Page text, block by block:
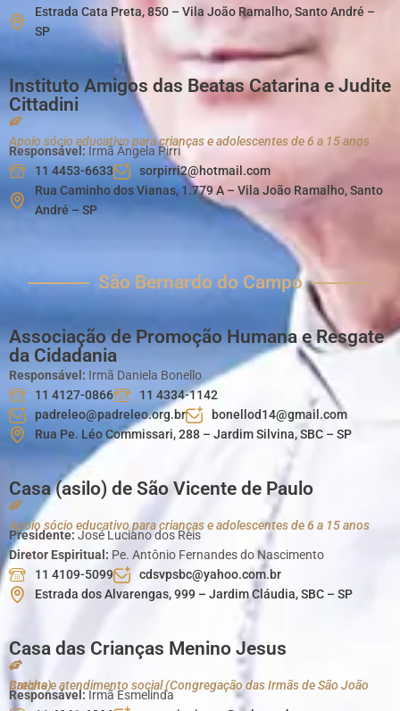
Estrada Cata Preta, 850 – Vila João Ramalho, Santo André –
SP
Instituto Amigos das Beatas Catarina e Judite
Cittadini
Apoio sócio educativo para crianças e adolescentes de 6 a 15 anos
Responsável: Irmã Ângela Pirri
11 4453-6633
sorpirri2@hotmail.com
Rua Caminho dos Vianas, 1.779 A – Vila João Ramalho, Santo
André – SP
São Bernardo do Campo
Associação de Promoção Humana e Resgate
da Cidadania
Responsável: Irmã Daniela Bonello
11 4127-0866
11 4334-1142
padreleo@padreleo.org.br
bonellod14@gmail.com
Rua Pe. Léo Commissari, 288 – Jardim Silvina, SBC – SP
Casa (asilo) de São Vicente de Paulo
Apoio sócio educativo para crianças e adolescentes de 6 a 15 anos
Presidente: José Luciano dos Reis
Diretor Espiritual: Pe. Antônio Fernandes do Nascimento
11 4109-5099
cdsvpsbc@yahoo.com.br
Estrada dos Alvarengas, 999 – Jardim Cláudia, SBC – SP
Casa das Crianças Menino Jesus
Creche e atendimento social (Congregação das Irmãs de São João Batista)
Responsável: Irmã Esmelinda